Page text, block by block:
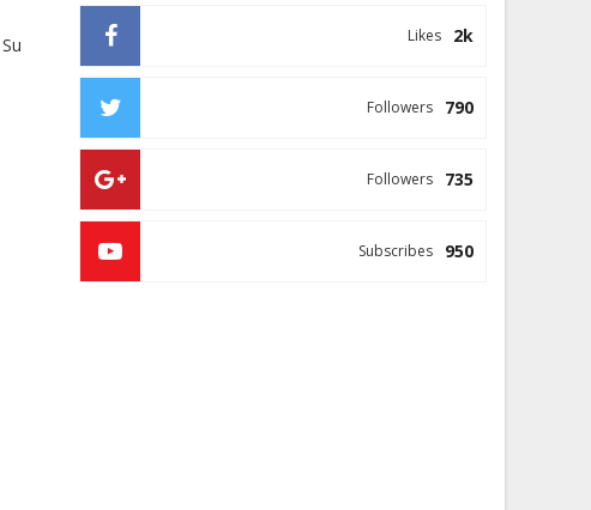
2k
Likes
790
Followers
735
Followers
950
Subscribes